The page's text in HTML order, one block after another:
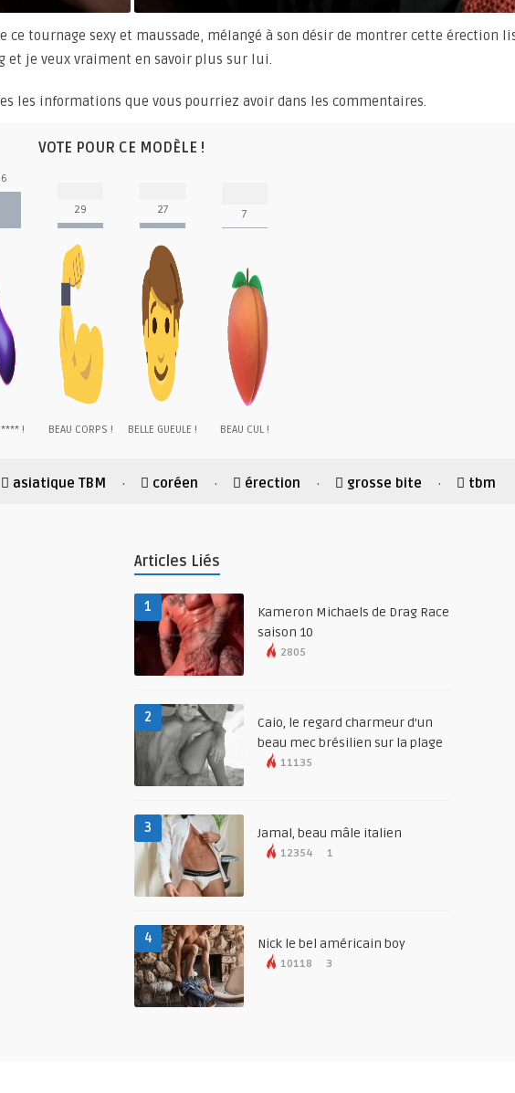
tournage sexy et maussade, mélangé à son désir de montrer cette érection
je veux vraiment en savoir plus sur lui.
les informations que vous pourriez avoir dans les commentaires.
VOTE POUR CE MODÈLE !
**** !
29
BEAU CORPS !
27
BELLE GUEULE !
7
BEAU CUL !
asiatique TBM · coréen · érection · grosse bite · tbm
Articles Liés
1
Kameron Michaels de Drag Race
saison 10
2805
2
Caio, le regard charmeur d’un
beau mec brésilien sur la plage
11135
3 Jamal, beau mâle italien
12354 1
4 Nick le bel américain boy
10118 3